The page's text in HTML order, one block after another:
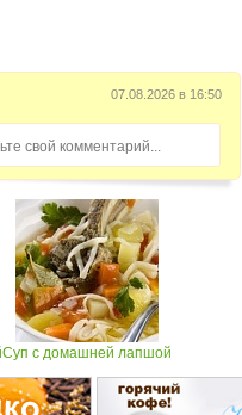
07.08.2026 в 16:50
свой комментарий...
Суп с домашней лапшой